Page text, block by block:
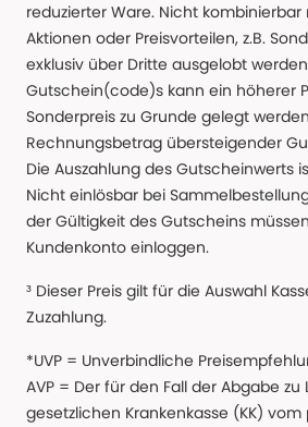
reduzierter Ware. Nicht
Aktionen oder Preisvorteilen, z.B.
exklusiv über Dritte ausgelobt
Gutschein(code)s kann ein höherer
Sonderpreis zu Grunde gelegt
Rechnungsbetrag übersteigender
Die Auszahlung des Gutscheinwerts
Nicht einlösbar bei
der Gültigkeit des Gutscheins
Kundenkonto einloggen.
³ Dieser Preis gilt für die Auswahl
Zuzahlung.
*UVP = Unverbindliche
AVP = Der für den Fall der Abgabe zu
gesetzlichen Krankenkasse (KK)